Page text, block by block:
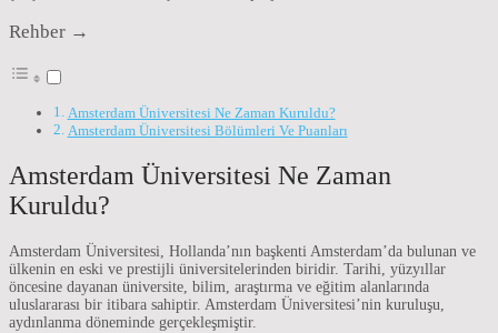
Rehber →
Amsterdam Üniversitesi Ne Zaman Kuruldu?
Amsterdam Üniversitesi Bölümleri Ve Puanları
Amsterdam Üniversitesi Ne Zaman
Kuruldu?
Amsterdam Üniversitesi, Hollanda’nın başkenti Amsterdam’da bulunan ve
ülkenin en eski ve prestijli üniversitelerinden biridir. Tarihi, yüzyıllar
öncesine dayanan üniversite, bilim, araştırma ve eğitim alanlarında
uluslararası bir itibara sahiptir. Amsterdam Üniversitesi’nin kuruluşu,
aydınlanma döneminde gerçekleşmiştir.